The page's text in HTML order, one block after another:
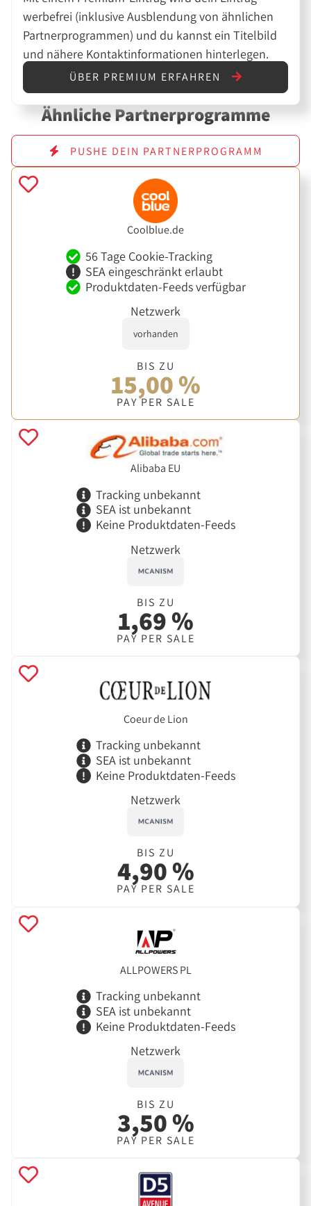
werbefrei (inklusive Ausblendung von ähnlichen
Partnerprogrammen) und du kannst ein Titelbild
und nähere Kontaktinformationen hinterlegen.
ÜBER PREMIUM ERFAHREN
Ähnliche Partnerprogramme
PUSHE DEIN PARTNERPROGRAMM
Coolblue.de
56 Tage Cookie-Tracking
SEA eingeschränkt erlaubt
Produktdaten-Feeds verfügbar
Netzwerk
vorhanden
BIS ZU
15,00 %
PAY PER SALE
Alibaba EU
Tracking unbekannt
SEA ist unbekannt
Keine Produktdaten-Feeds
Netzwerk
BIS ZU
1,69 %
PAY PER SALE
Coeur de Lion
Tracking unbekannt
SEA ist unbekannt
Keine Produktdaten-Feeds
Netzwerk
BIS ZU
4,90 %
PAY PER SALE
ALLPOWERS PL
Tracking unbekannt
SEA ist unbekannt
Keine Produktdaten-Feeds
Netzwerk
BIS ZU
3,50 %
PAY PER SALE